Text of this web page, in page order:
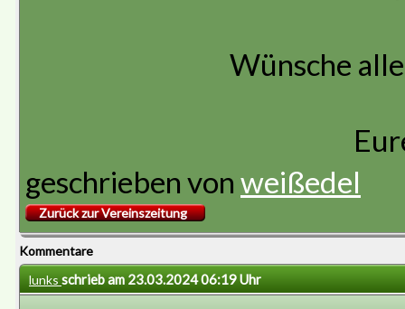
Wünsche
geschrieben von weißedel
Zurück zur Vereinszeitung
Kommentare
lunks schrieb am 23.03.2024 06:19 Uhr